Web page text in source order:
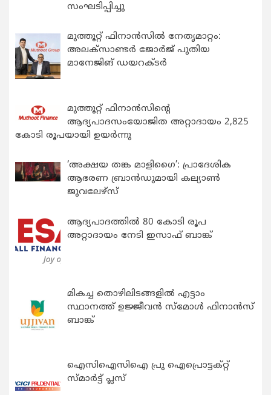
സംഘടിപ്പിച്ചു
മുത്തൂറ്റ് ഫിനാൻസിൽ നേതൃമാറ്റം:
അലക്സാണ്ടർ ജോർജ് പുതിയ
മാനേജിങ് ഡയറക്ടർ
മുത്തൂറ്റ് ഫിനാൻസിന്റെ
ആദ്യപാദസംയോജിത അറ്റാദായം 2,825
കോടി രൂപയായി ഉയർന്നു
‘അക്ഷയ തങ്ക മാളിഗൈ’: പ്രാദേശിക
ആഭരണ ബ്രാന്‍ഡുമായി കല്യാണ്‍
ജുവലേഴ്‌സ്
ആദ്യപാദത്തിൽ 80 കോടി രൂപ
അറ്റാദായം നേടി ഇസാഫ് ബാങ്ക്
മികച്ച തൊഴിലിടങ്ങളിൽ എട്ടാം
സ്ഥാനത്ത് ഉജ്ജീവൻ സ്മോൾ ഫിനാൻസ്
ബാങ്ക്
ഐസിഐസിഐ പ്രു ഐപ്രൊട്ടക്റ്റ്
സ്മാർട്ട് പ്ലസ്